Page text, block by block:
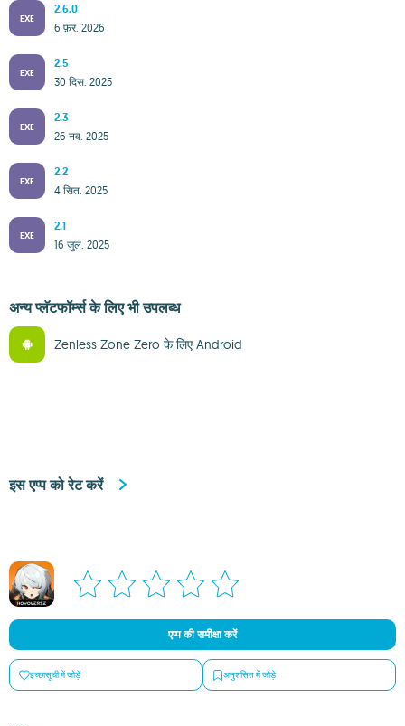
EXE
2.6.0
6 फ़र. 2026
EXE
2.5
30 दिस. 2025
EXE
2.3
26 नव. 2025
EXE
2.2
4 सित. 2025
EXE
2.1
16 जुल. 2025
अन्य प्लॅटफॉर्म्स के लिए भी उपलब्ध
Zenless Zone Zero के लिए Android
इस एप्प को रेट करें
एप्प की समीक्षा करें
इच्छासूची में जोड़ें अनुशंसित में जोड़े